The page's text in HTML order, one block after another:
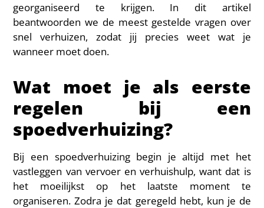
georganiseerd te krijgen. In dit artikel
beantwoorden we de meest gestelde vragen over
snel verhuizen, zodat jij precies weet wat je
wanneer moet doen.
Wat moet je als eerste
regelen bij een
spoedverhuizing?
Bij een spoedverhuizing begin je altijd met het
vastleggen van vervoer en verhuishulp, want dat is
het moeilijkst op het laatste moment te
organiseren. Zodra je dat geregeld hebt, kun je de